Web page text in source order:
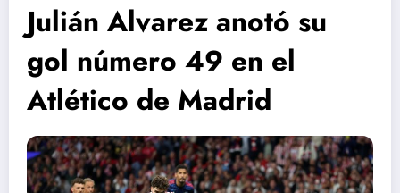
Julián Alvarez anotó su
gol número 49 en el
Atlético de Madrid